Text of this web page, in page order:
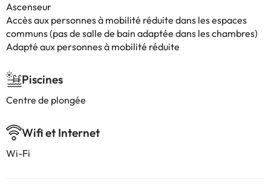
Ascenseur
Accès aux personnes à mobilité réduite dans les espaces
communs (pas de salle de bain adaptée dans les chambres)
Adapté aux personnes à mobilité réduite
Piscines
Centre de plongée
Wifi et Internet
Wi-Fi